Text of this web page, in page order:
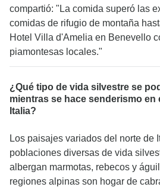
compartió: "La comida superó las
comidas de rifugio de montaña
Hotel Villa d'Amelia en Benevello
piamontesas locales."
¿Qué tipo de vida silvestre se
mientras se hace senderismo en
Italia?
Los paisajes variados del norte de
poblaciones diversas de vida
albergan marmotas, rebecos y
regiones alpinas son hogar de